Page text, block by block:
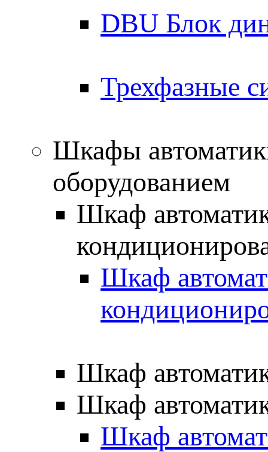
DBU Блок
Трехфазные
Шкафы
оборудованием
Шкаф
Шкаф
Шкаф
Шкаф
Шкаф